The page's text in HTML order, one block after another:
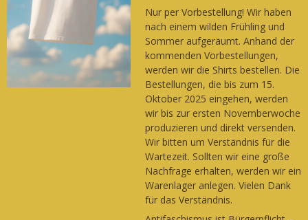
Nur per Vorbestellung! Wir haben
nach einem wilden Frühling und
Sommer aufgeräumt. Anhand der
kommenden Vorbestellungen,
werden wir die Shirts bestellen. Die
Bestellungen, die bis zum 15.
Oktober 2025 eingehen, werden
wir bis zur ersten Novemberwoche
produzieren und direkt versenden.
Wir bitten um Verständnis für die
Wartezeit. Sollten wir eine große
Nachfrage erhalten, werden wir ein
Warenlager anlegen. Vielen Dank
für das Verständnis.